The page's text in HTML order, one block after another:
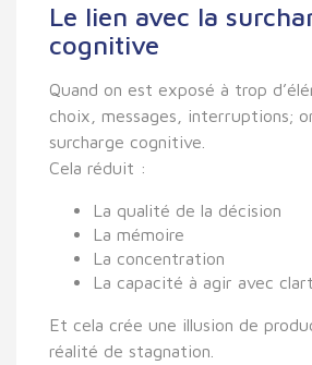
Le lien avec la
cognitive
Quand on est exposé à trop
choix, messages, interruptions;
surcharge cognitive
Cela réduit :
La qualité de la décision
La mémoire
La concentration
La capacité à agir avec
Et cela crée une illusion de
réalité de stagnation.